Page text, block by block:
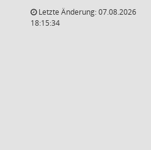
Letzte Änderung: 07.08.2026
18:15:34